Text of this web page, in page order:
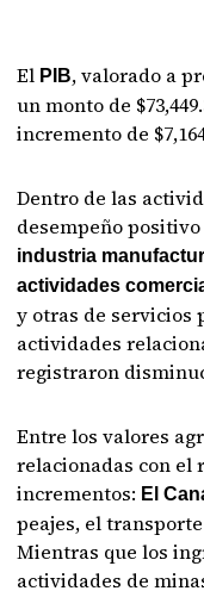
El PIB, valorado a
un monto de
incremento de
Dentro de las
desempeño
industria
actividades
y otras de servicios
actividades
registraron
Entre los valores
relacionadas con el
incrementos: El
peajes, el
Mientras que los
actividades de